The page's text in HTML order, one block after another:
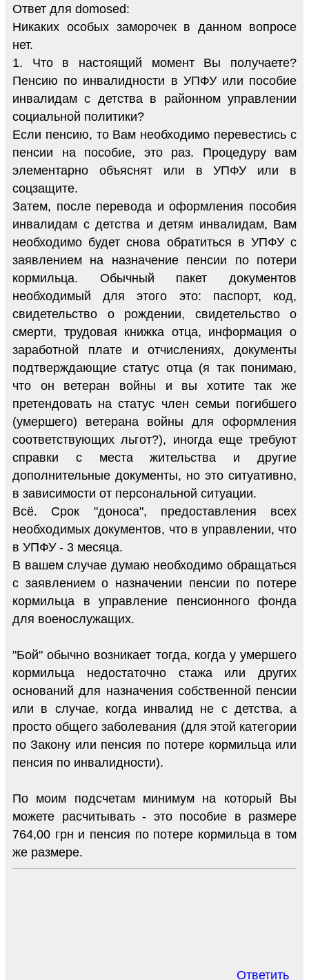
Ответ для domosed:
Никаких особых заморочек в данном вопросе
нет.
1. Что в настоящий момент Вы получаете?
Пенсию по инвалидности в УПФУ или пособие
инвалидам с детства в районном управлении
социальной политики?
Если пенсию, то Вам необходимо перевестись с
пенсии на пособие, это раз. Процедуру вам
элементарно объяснят или в УПФУ или в
соцзащите.
Затем, после перевода и оформления пособия
инвалидам с детства и детям инвалидам, Вам
необходимо будет снова обратиться в УПФУ с
заявлением на назначение пенсии по потери
кормильца. Обычный пакет документов
необходимый для этого это: паспорт, код,
свидетельство о рождении, свидетельство о
смерти, трудовая книжка отца, информация о
заработной плате и отчислениях, документы
подтверждающие статус отца (я так понимаю,
что он ветеран войны и вы хотите так же
претендовать на статус член семьи погибшего
(умершего) ветерана войны для оформления
соответствующих льгот?), иногда еще требуют
справки с места жительства и другие
дополнительные документы, но это ситуативно,
в зависимости от персональной ситуации.
Всё. Срок "доноса", предоставления всех
необходимых документов, что в управлении, что
в УПФУ - 3 месяца.
В вашем случае думаю необходимо обращаться
с заявлением о назначении пенсии по потере
кормильца в управление пенсионного фонда
для военослужащих.
"Бой" обычно возникает тогда, когда у умершего
кормильца недостаточно стажа или других
оснований для назначения собственной пенсии
или в случае, когда инвалид не с детства, а
просто общего заболевания (для этой категории
по Закону или пенсия по потере кормильца или
пенсия по инвалидности).
По моим подсчетам минимум на который Вы
можете расчитывать - это пособие в размере
764,00 грн и пенсия по потере кормильца в том
же размере.
Ответить